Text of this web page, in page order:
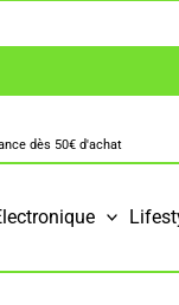
dès 50€ d'achat